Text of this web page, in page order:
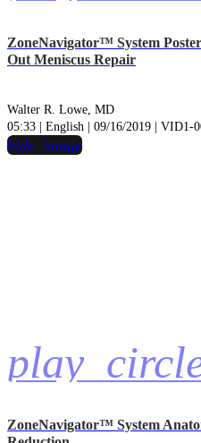
ZoneNavigator™ System
Out Meniscus Repair
Walter R. Lowe, MD
05:33 | English | 09/16/2019 | VID1-
hide_image
ZoneNavigator™ System